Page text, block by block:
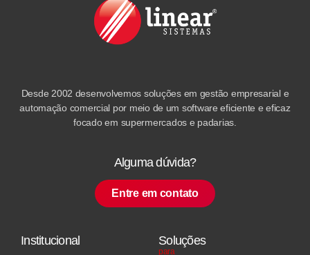
Desde 2002 desenvolvemos soluções em gestão empresarial e
automação comercial por meio de um software eficiente e eficaz
focado em supermercados e padarias.
Alguma dúvida?
Entre em contato
Institucional Soluções
para